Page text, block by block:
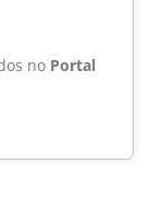
no Portal